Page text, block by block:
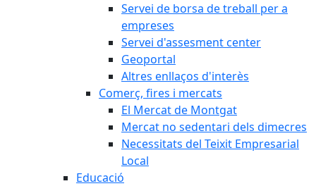
Servei de borsa de treball per a
empreses
Servei d'assesment center
Geoportal
Altres enllaços d'interès
Comerç, fires i mercats
El Mercat de Montgat
Mercat no sedentari dels dimecres
Necessitats del Teixit Empresarial
Local
Educació